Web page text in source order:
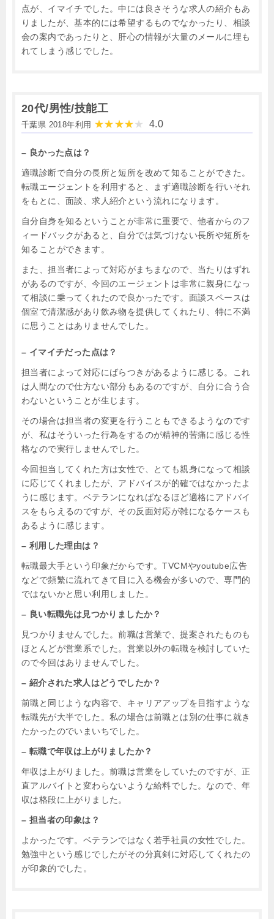
点が、イマイチでした。中には良さそうな求人の紹介もあ
りましたが、基本的には希望するものでなかったり、相談
会の案内であったりと、肝心の情報が大量のメールに埋も
れてしまう感じでした。
20代/男性/技能工
千葉県 2018年利用 4.0
– 良かった点は？
適職診断で自分の長所と短所を改めて知ることができた。
転職エージェントを利用すると、まず適職診断を行いそれ
をもとに、面談、求人紹介という流れになります。
自分自身を知るということが非常に重要で、他者からのフ
ィードバックがあると、自分では気づけない長所や短所を
知ることができます。
また、担当者によって対応がまちまなので、当たりはずれ
があるのですが、今回のエージェントは非常に親身になっ
て相談に乗ってくれたので良かったです。面談スペースは
個室で清潔感があり飲み物を提供してくれたり、特に不満
に思うことはありませんでした。
– イマイチだった点は？
担当者によって対応にばらつきがあるように感じる。これ
は人間なので仕方ない部分もあるのですが、自分に合う合
わないということが生じます。
その場合は担当者の変更を行うこともできるようなのです
が、私はそういった行為をするのが精神的苦痛に感じる性
格なので実行しませんでした。
今回担当してくれた方は女性で、とても親身になって相談
に応じてくれましたが、アドバイスが的確ではなかったよ
うに感じます。ベテランになればなるほど適格にアドバイ
スをもらえるのですが、その反面対応が雑になるケースも
あるように感じます。
– 利用した理由は？
転職最大手という印象だからです。TVCMやyoutube広告
などで頻繁に流れてきて目に入る機会が多いので、専門的
ではないかと思い利用しました。
– 良い転職先は見つかりましたか？
見つかりませんでした。前職は営業で、提案されたものも
ほとんどが営業系でした。営業以外の転職を検討していた
ので今回はありませんでした。
– 紹介された求人はどうでしたか？
前職と同じような内容で、キャリアアップを目指すような
転職先が大半でした。私の場合は前職とは別の仕事に就き
たかったのでいまいちでした。
– 転職で年収は上がりましたか？
年収は上がりました。前職は営業をしていたのですが、正
直アルバイトと変わらないような給料でした。なので、年
収は格段に上がりました。
– 担当者の印象は？
よかったです。ベテランではなく若手社員の女性でした。
勉強中という感じでしたがその分真剣に対応してくれたの
が印象的でした。